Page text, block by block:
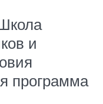
и
программа